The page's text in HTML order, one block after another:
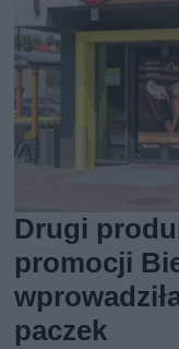
Drugi
promocji
paczek